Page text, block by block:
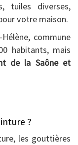
tuiles diverses,
votre maison.
commune
habitants, mais
de la Saône et
?
les gouttières